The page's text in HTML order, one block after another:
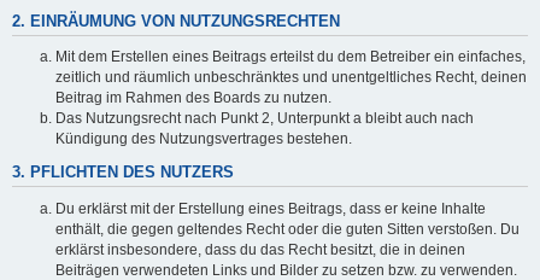
2. EINRÄUMUNG VON NUTZUNGSRECHTEN
Mit dem Erstellen eines Beitrags erteilst du dem Betreiber ein einfaches,
zeitlich und räumlich unbeschränktes und unentgeltliches Recht, deinen
Beitrag im Rahmen des Boards zu nutzen.
Das Nutzungsrecht nach Punkt 2, Unterpunkt a bleibt auch nach
Kündigung des Nutzungsvertrages bestehen.
3. PFLICHTEN DES NUTZERS
Du erklärst mit der Erstellung eines Beitrags, dass er keine Inhalte
enthält, die gegen geltendes Recht oder die guten Sitten verstoßen. Du
erklärst insbesondere, dass du das Recht besitzt, die in deinen
Beiträgen verwendeten Links und Bilder zu setzen bzw. zu verwenden.